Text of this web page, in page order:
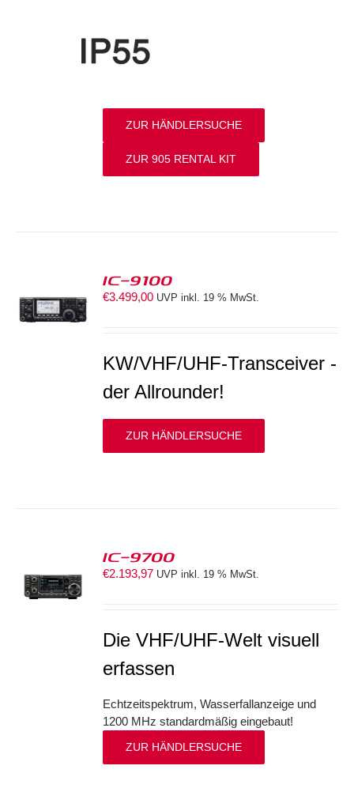
ZUR HÄNDLERSUCHE
ZUR 905 RENTAL KIT
IC-9100
€3.499,00 UVP inkl. 19 % MwSt.
KW/VHF/UHF-Transceiver -
der Allrounder!
ZUR HÄNDLERSUCHE
IC-9700
€2.193,97 UVP inkl. 19 % MwSt.
Die VHF/UHF-Welt visuell
erfassen
Echtzeitspektrum, Wasserfallanzeige und
1200 MHz standardmäßig eingebaut!
ZUR HÄNDLERSUCHE